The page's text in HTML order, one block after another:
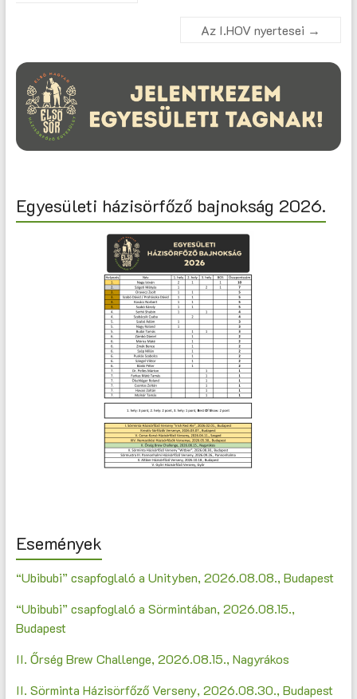
Az I.HOV nyertesei →
Egyesületi házisörfőző bajnokság 2026.
Események
“Ubibubi” csapfoglaló a Unityben, 2026.08.08., Budapest
“Ubibubi” csapfoglaló a Sörmintában, 2026.08.15.,
Budapest
II. Őrség Brew Challenge, 2026.08.15., Nagyrákos
II. Sörminta Házisörfőző Verseny, 2026.08.30., Budapest